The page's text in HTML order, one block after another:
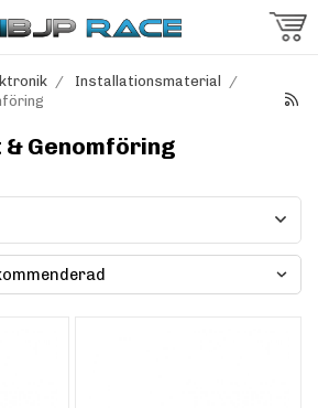
/ Installationsmaterial
/
Genomföring